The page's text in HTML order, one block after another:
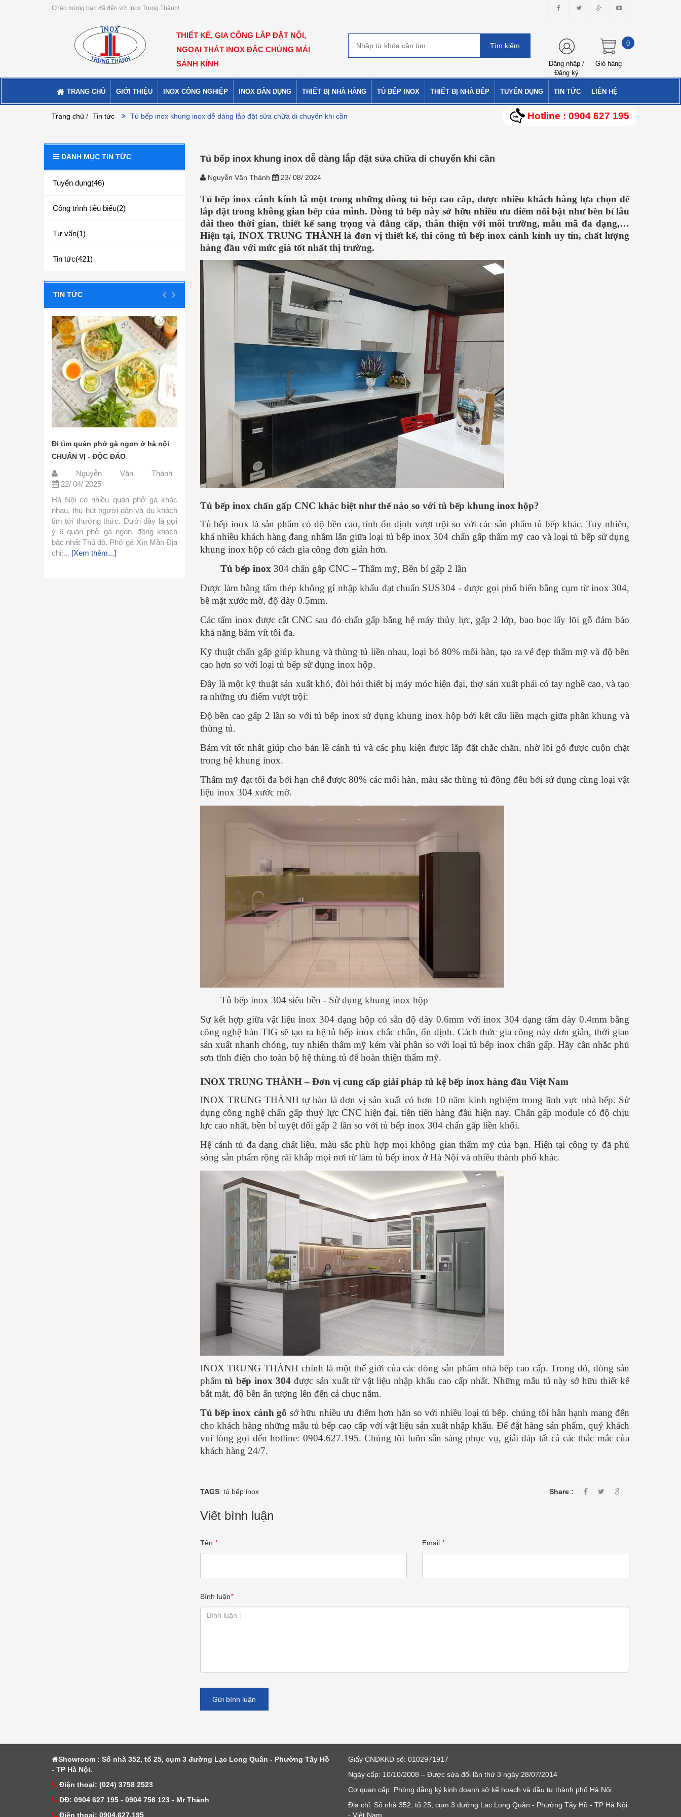
Chào mừng bạn đã đến với Inox Trung Thành!
THIẾT KẾ, GIA CÔNG LẮP ĐẶT NỘI,
NGOẠI THẤT INOX ĐẶC CHỦNG MÁI
SẢNH KÍNH
Đăng nhập /
Đăng ký
Giỏ hàng
0
TRANG CHỦ GIỚI THIỆU INOX CÔNG NGHIỆP INOX DÂN DỤNG THIẾT BỊ NHÀ HÀNG TỦ BẾP INOX THIẾT BỊ NHÀ BẾP TUYỂN DỤNG TIN TỨC LIÊN HỆ
Hotline : 0904 627 195
Trang chủ / Tin tức Tủ bếp inox khung inox dễ dàng lắp đặt sửa chữa di chuyển khi cần
DANH MỤC TIN TỨC
Tuyển dụng(46)
Công trình tiêu biểu(2)
Tư vấn(1)
Tin tức(421)
TIN TỨC
Đi tìm quán phở gà ngon ở hà nội
CHUẨN VỊ - ĐỘC ĐÁO
Nguyễn Văn Thành
22/ 04/ 2025
Hà Nội có nhiều quán phở gà khác
nhau, thu hút người dân và du khách
tìm tới thưởng thức. Dưới đây là gợi
ý 6 quán phở gà ngon, đông khách
bậc nhất Thủ đô. Phở gà Xín Mần Địa
chỉ:...[Xem thêm...]
Các nguyên liệu nấu phở bò đơn
giản, dễ tìm - CỰC CHUẨN
Nguyễn Văn Thành
22/ 04/ 2025
khá đơn giản trong cách chế biến.
Hôm nay mình xin chia sẻ cách nấu
phở đơn giản này và cùng vào bếp
làm ngay với mình nhé. 1.Nguyên
Liệu Nguyên liệu làm nước...[Xem
Tìm hiểu cách nấu phở gà NGON -
ĐẬM ĐÀ - ĐƠN GIẢN
Nguyễn Văn Thành
21/ 04/ 2025
nóng hổi vừa thổi vừa ăn do chính tay
bạn tự làm đãi cả nhà thì còn gì
bằng? Vậy bạn đã biết cách làm phở
gà chưa? Cùng tham khảo công
thức...[Xem thêm...]
Cách nấu phở bò hà nội ngon CỰC
ĐƠN GIẢN ai cũng làm được
Nguyễn Văn Thành
21/ 04/ 2025
được các đầu bếp hàng đầu thế giới
bình chọn là món ăn nên thử ít nhất 1
lần trong đời. Đằng sau mỗi tô phở ấy
là một hương vị đặc trưng...[Xem
Hôm nay mình xin
phở đơn giản này và
làm ngay với mình
Tủ bếp inox khung inox dễ dàng lắp đặt sửa chữa di chuyển khi cần
Nguyễn Văn Thành 23/ 08/ 2024
Tủ bếp inox cánh kính là một trong những dòng tủ bếp cao cấp, được nhiều khách hàng lựa chọn để
lắp đặt trong không gian bếp của mình. Dòng tủ bếp này sở hữu nhiều ưu điểm nổi bật như bền bỉ lâu
dài theo thời gian, thiết kế sang trọng và đẳng cấp, thân thiện với môi trường, mẫu mã đa dạng,…
Hiện tại, INOX TRUNG THÀNH là đơn vị thiết kế, thi công tủ bếp inox cánh kính uy tín, chất lượng
hàng đầu với mức giá tốt nhất thị trường.
Tủ bếp inox chấn gấp CNC khác biệt như thế nào so với tủ bếp khung inox hộp?
Tủ bếp inox là sản phẩm có độ bền cao, tính ổn định vượt trội so với các sản phẩm tủ bếp khác. Tuy nhiên,
khá nhiều khách hàng đang nhầm lẫn giữa loại tủ bếp inox 304 chấn gấp thẩm mỹ cao và loại tủ bếp sử dụng
khung inox hộp có cách gia công đơn giản hơn.
Tủ bếp inox 304 chấn gấp CNC – Thẩm mỹ, Bền bỉ gấp 2 lần
Được làm bằng tấm thép không gỉ nhập khẩu đạt chuẩn SUS304 - được gọi phổ biến bằng cụm từ inox 304,
bề mặt xước mờ, độ dày 0.5mm.
Các tấm inox được cắt CNC sau đó chấn gấp bằng hệ máy thủy lực, gấp 2 lớp, bao bọc lấy lõi gỗ đảm bảo
khả năng bám vít tối đa.
Kỹ thuật chấn gấp giúp khung và thùng tủ liền nhau, loại bỏ 80% mối hàn, tạo ra vẻ đẹp thẩm mỹ và độ bền
cao hơn so với loại tủ bếp sử dụng inox hộp.
Đây là một kỹ thuật sản xuất khó, đòi hỏi thiết bị máy móc hiện đại, thợ sản xuất phải có tay nghề cao, và tạo
ra những ưu điểm vượt trội:
Độ bền cao gấp 2 lần so với tủ bếp inox sử dụng khung inox hộp bởi kết cấu liền mạch giữa phần khung và
thùng tủ.
Bám vít tốt nhất giúp cho bản lề cánh tủ và các phụ kiện được lắp đặt chắc chắn, nhờ lõi gỗ được cuộn chặt
trong hệ khung inox.
Thẩm mỹ đạt tối đa bởi hạn chế được 80% các mối hàn, màu sắc thùng tủ đồng đều bởi sử dụng cùng loại vật
liệu inox 304 xước mờ.
Tủ bếp inox 304 siêu bền - Sử dụng khung inox hộp
Sự kết hợp giữa vật liệu inox 304 dạng hộp có sẵn độ dày 0.6mm với inox 304 dạng tấm dày 0.4mm bằng
công nghệ hàn TIG sẽ tạo ra hệ tủ bếp inox chắc chắn, ổn định. Cách thức gia công này đơn giản, thời gian
sản xuất nhanh chóng, tuy nhiên thẩm mỹ kém vài phần so với loại tủ bếp inox chấn gấp. Hãy cân nhắc phủ
sơn tĩnh điện cho toàn bộ hệ thùng tủ để hoàn thiện thẩm mỹ.
INOX TRUNG THÀNH – Đơn vị cung cấp giải pháp tủ kệ bếp inox hàng đầu Việt Nam
INOX TRUNG THÀNH tự hào là đơn vị sản xuất có hơn 10 năm kinh nghiệm trong lĩnh vực nhà bếp. Sử
dụng công nghệ chấn gấp thuỷ lực CNC hiện đại, tiên tiến hàng đầu hiện nay. Chấn gấp module có độ chịu
lực cao nhất, bền bỉ tuyệt đối gấp 2 lần so với tủ bếp inox 304 chấn gấp liền khối.
Hệ cánh tủ đa dạng chất liệu, màu sắc phù hợp mọi không gian thẩm mỹ của bạn. Hiện tại công ty đã phủ
sóng sản phẩm rộng rãi khắp mọi nơi từ làm tủ bếp inox ở Hà Nội và nhiều thành phố khác.
INOX TRUNG THÀNH chính là một thế giới của các dòng sản phẩm nhà bếp cao cấp. Trong đó, dòng sản
phẩmtủ bếp inox 304 được sản xuất từ vật liệu nhập khẩu cao cấp nhất. Những mẫu tủ này sở hữu thiết kế
bắt mắt, độ bền ấn tượng lên đến cả chục năm.
Tủ bếp inox cánh gỗ sở hữu nhiều ưu điểm hơn hẳn so với nhiều loại tủ bếp. chúng tôi hân hạnh mang đến
cho khách hàng những mẫu tủ bếp cao cấp với vật liệu sản xuất nhập khẩu. Để đặt hàng sản phẩm, quý khách
vui lòng gọi đến hotline: 0904.627.195. Chúng tôi luôn sẵn sàng phục vụ, giải đáp tất cả các thắc mắc của
khách hàng 24/7.
TAGS: tủ bếp inox Share :
Viết bình luận
Tên * Email *
Bình luận*
Gửi bình luận
Showroom : Số nhà 352, tổ 25, cụm 3 đường Lạc Long Quân - Phường Tây Hồ
- TP Hà Nội.
Điện thoại: (024) 3758 2523
DĐ: 0904 627 195 - 0904 756 123 - Mr Thành
Điện thoại: 0904.627.195
Giấy CNĐKKD số: 0102971917
Ngày cấp: 10/10/2008 – Được sửa đổi lần thứ 3 ngày 28/07/2014
Cơ quan cấp: Phòng đằng ký kinh doanh sở kế hoạch và đầu tư thành phố Hà Nội
Địa chỉ: Số nhà 352, tổ 25, cụm 3 đường Lạc Long Quân - Phường Tây Hồ - TP Hà Nội
- Việt Nam.